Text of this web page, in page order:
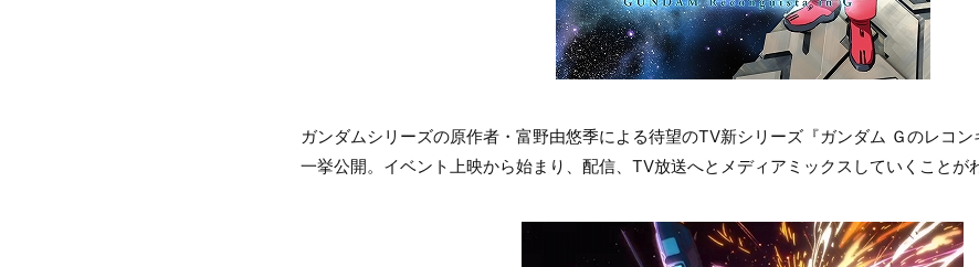
ガンダムシリーズの原作者・富野由悠季による待望のTV新シリーズ『ガンダム Ｇのレコ
一挙公開。イベント上映から始まり、配信、TV放送へとメディアミックスしていくことが